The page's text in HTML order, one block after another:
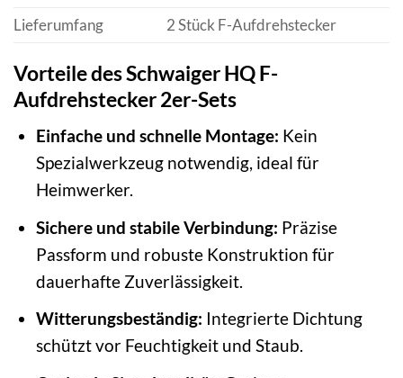
Lieferumfang
2 Stück F-Aufdrehstecker
Vorteile des Schwaiger HQ F-
Aufdrehstecker 2er-Sets
Einfache und schnelle Montage: Kein
Spezialwerkzeug notwendig, ideal für
Heimwerker.
Sichere und stabile Verbindung: Präzise
Passform und robuste Konstruktion für
dauerhafte Zuverlässigkeit.
Witterungsbeständig: Integrierte Dichtung
schützt vor Feuchtigkeit und Staub.